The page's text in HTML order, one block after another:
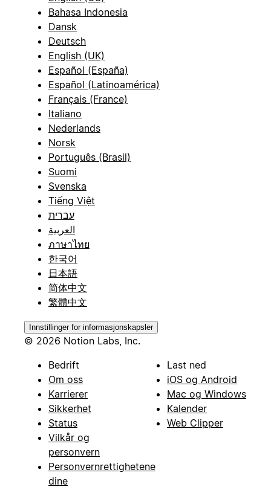
Bahasa Indonesia
Dansk
Deutsch
English (UK)
Español (España)
Español (Latinoamérica)
Français (France)
Italiano
Nederlands
Norsk
Português (Brasil)
Suomi
Svenska
Tiếng Việt
עברית
العربية
ภาษาไทย
한국어
日本語
简体中文
繁體中文
Innstillinger for informasjonskapsler
© 2026 Notion Labs, Inc.
Bedrift
Om oss
Karrierer
Sikkerhet
Status
Vilkår og
personvern
Personvernrettighetene
dine
Last ned
iOS og Android
Mac og Windows
Kalender
Web Clipper